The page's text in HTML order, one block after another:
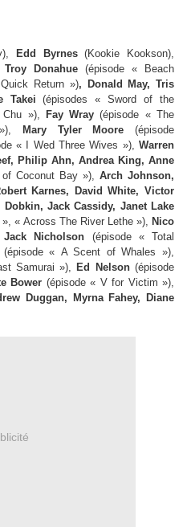
Edd Byrnes(Kookie Kookson),
Troy Donahue (épisode « Beach
Return »), Donald May, Tris
Takei (épisodes « Sword of the
»),
Fay Wray (épisode « The
Mary Tyler Moore (épisode
« I Wed Three Wives »),Warren
Philip Ahn, Andrea King, Anne
Coconut Bay »), Arch Johnson,
Karnes, David White, Victor
Jack Cassidy, Janet Lake
« Across The River Lethe »), Nico
Nicholson (épisode « Total
(épisode « A Scent of Whales »),
Samurai »), Ed Nelson(épisode
Bower (épisode « V for Victim »),
Duggan, Myrna Fahey, Diane